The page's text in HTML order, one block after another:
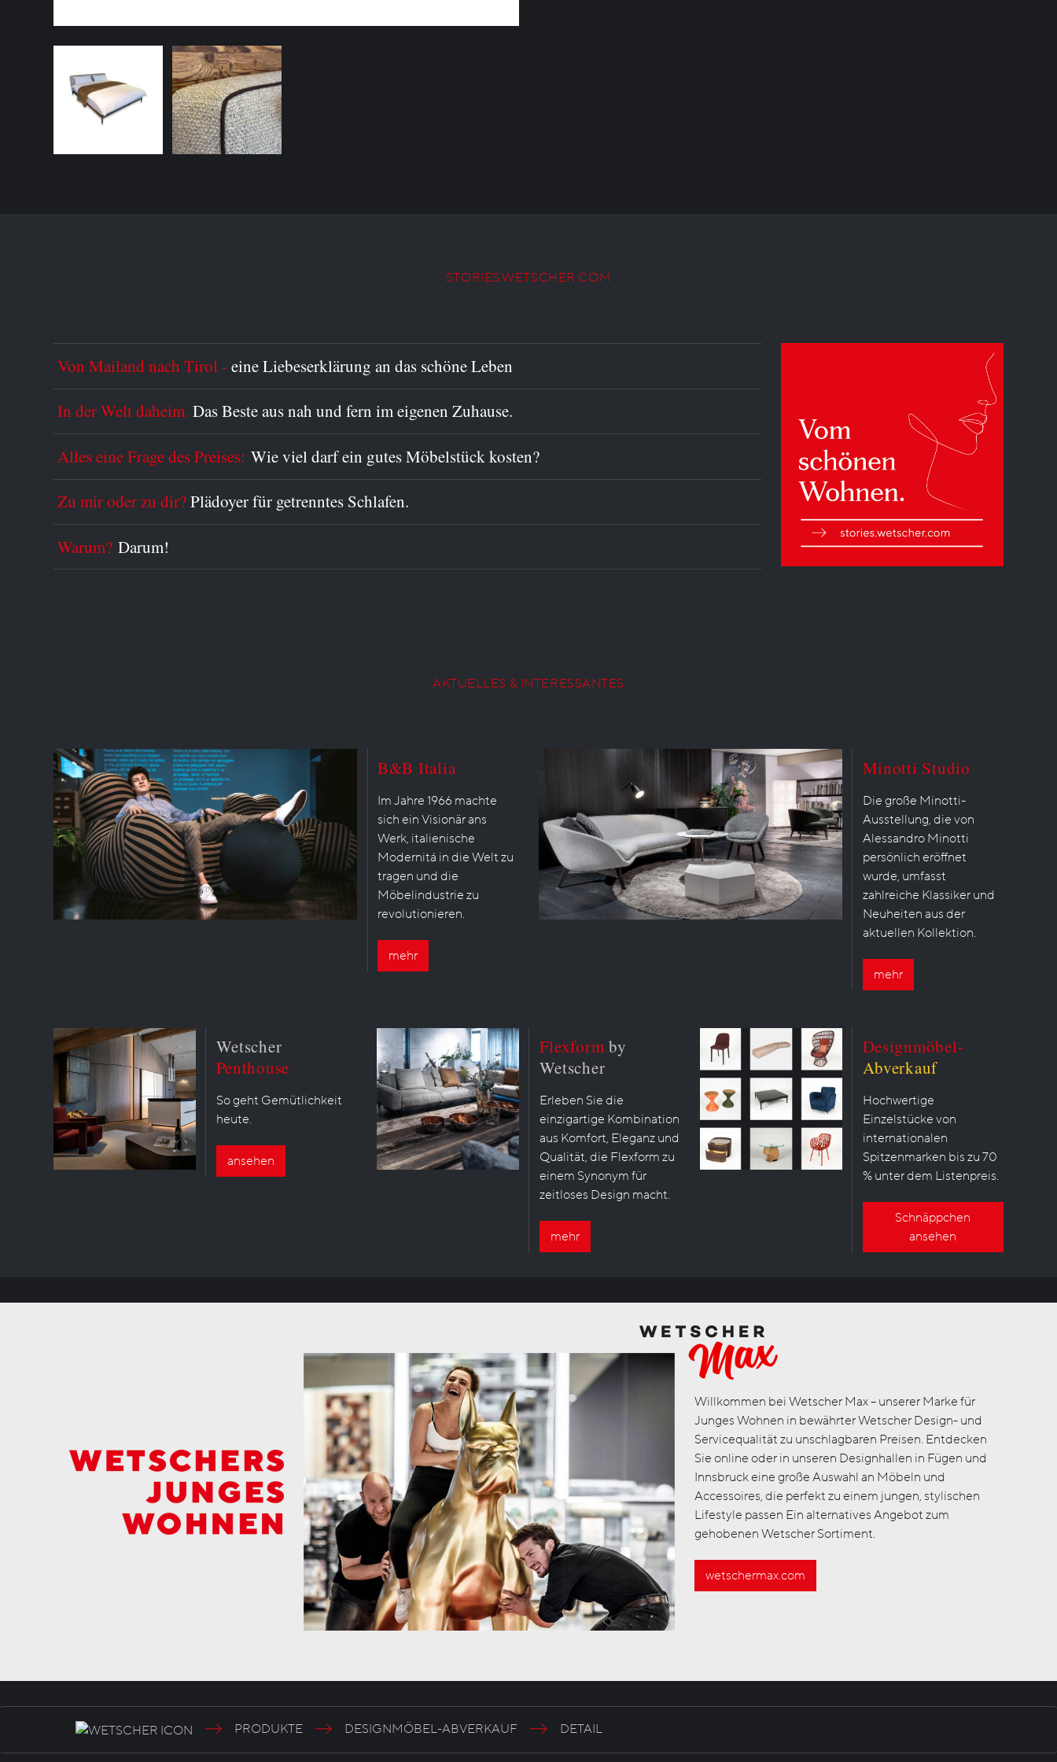
STORIES.WETSCHER.COM
Von Mailand nach Tirol -eine Liebeserklärung an das schöne Leben
In der Welt daheim.Das Beste aus nah und fern im eigenen Zuhause.
Alles eine Frage des Preises:Wie viel darf ein gutes Möbelstück kosten?
Zu mir oder zu dir?Plädoyer für getrenntes Schlafen.
Warum?Darum!
AKTUELLES & INTERESSANTES
B&B Italia
Im Jahre 1966 machte
sich ein Visionär ans
Werk, italienische
Modernitá in die Welt zu
tragen und die
Möbelindustrie zu
revolutionieren.
mehr
Minotti Studio
Die große Minotti-
Ausstellung, die von
Alessandro Minotti
persönlich eröffnet
wurde, umfasst
zahlreiche Klassiker und
Neuheiten aus der
aktuellen Kollektion.
mehr
Wetscher
Penthouse
So geht Gemütlichkeit
heute.
ansehen
Flexform by
Wetscher
Erleben Sie die
einzigartige Kombination
aus Komfort, Eleganz und
Qualität, die Flexform zu
einem Synonym für
zeitloses Design macht.
mehr
Designmöbel-
Abverkauf
Hochwertige
Einzelstücke von
internationalen
Spitzenmarken bis zu 70
% unter dem Listenpreis.
Schnäppchen
ansehen
Willkommen bei Wetscher Max – unserer Marke für
Junges Wohnen in bewährter Wetscher Design- und
Servicequalität zu unschlagbaren Preisen. Entdecken
Sie online oder in unseren Designhallen in Fügen und
Innsbruck eine große Auswahl an Möbeln und
Accessoires, die perfekt zu einem jungen, stylischen
Lifestyle passen Ein alternatives Angebot zum
gehobenen Wetscher Sortiment.
wetschermax.com
PRODUKTE DESIGNMÖBEL-ABVERKAUF DETAIL